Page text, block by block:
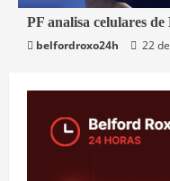
3 min read
Brasil
PF analisa celulares
belfordroxo24h
22